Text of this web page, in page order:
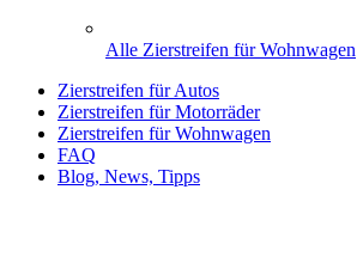
Alle Zierstreifen für Wohnwagen
Zierstreifen für Autos
Zierstreifen für Motorräder
Zierstreifen für Wohnwagen
FAQ
Blog, News, Tipps